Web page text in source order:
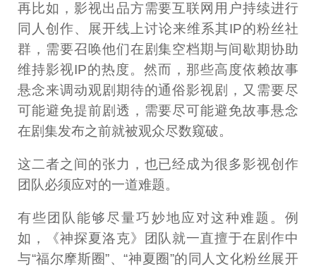
再比如，影视出品方需要互联网用户持续进行
同人创作、展开线上讨论来维系其IP的粉丝社
群，需要召唤他们在剧集空档期与间歇期协助
维持影视IP的热度。然而，那些高度依赖故事
悬念来调动观剧期待的通俗影视剧，又需要尽
可能避免提前剧透，需要尽可能避免故事悬念
在剧集发布之前就被观众尽数窥破。
这二者之间的张力，也已经成为很多影视创作
团队必须应对的一道难题。
有些团队能够尽量巧妙地应对这种难题。例
如，《神探夏洛克》团队就一直擅于在剧作中
与“福尔摩斯圈”、“神夏圈”的同人文化粉丝展开